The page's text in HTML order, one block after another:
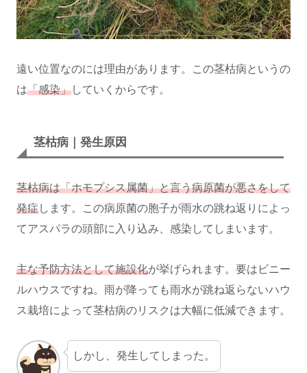
遠い位置なのには理由があります。この茎枯病というの
は「感染」していくからです。
茎枯病｜発生原因
茎枯病は「ホモプシス属菌」と言う病原菌が悪さをして
発症します。この病原菌の胞子が雨水の跳ね返りによっ
てアスパラの頭部に入り込み、感染してしまいます。
主な予防方法として施設化が挙げられます。要はビニー
ルハウスですね。雨が降っても雨水が跳ね返らないハウ
ス栽培によって茎枯病のリスクは大幅に低減できます。
しかし、発生してしまった。